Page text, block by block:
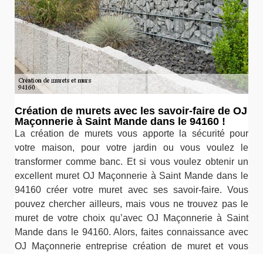
Création de murets avec les savoir-faire de OJ
Maçonnerie à Saint Mande dans le 94160 !
La création de murets vous apporte la sécurité pour
votre maison, pour votre jardin ou vous voulez le
transformer comme banc. Et si vous voulez obtenir un
excellent muret OJ Maçonnerie à Saint Mande dans le
94160 créer votre muret avec ses savoir-faire. Vous
pouvez chercher ailleurs, mais vous ne trouvez pas le
muret de votre choix qu’avec OJ Maçonnerie à Saint
Mande dans le 94160. Alors, faites connaissance avec
OJ Maçonnerie entreprise création de muret et vous